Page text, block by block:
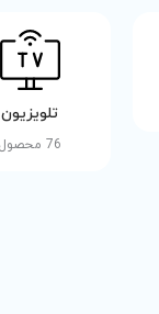
تلویزیون
76 محصول